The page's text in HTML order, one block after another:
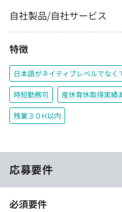
自社製品/自社サービス
特徴
日本語がネイティブレベルでなく
時短勤務可 産休育休取得実績
残業３０H以内
応募要件
必須要件